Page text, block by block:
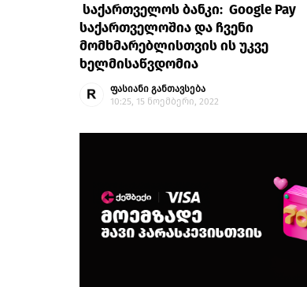
საქართველოს ბანკი: Google Pay
საქართველოშია და ჩვენი
მომხმარებლისთვის ის უკვე
ხელმისაწვდომია
ფასიანი განთავსება
10:25, 15 ნოემბერი, 2022